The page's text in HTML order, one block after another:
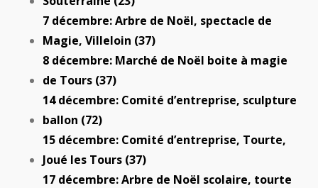
7 décembre: Arbre de Noël, spectacle de
Magie, Villeloin (37)
8 décembre: Marché de Noël boite à magie
de Tours (37)
14 décembre: Comité d’entreprise, sculpture
ballon (72)
15 décembre: Comité d’entreprise, Tourte,
Joué les Tours (37)
17 décembre: Arbre de Noël scolaire, tourte